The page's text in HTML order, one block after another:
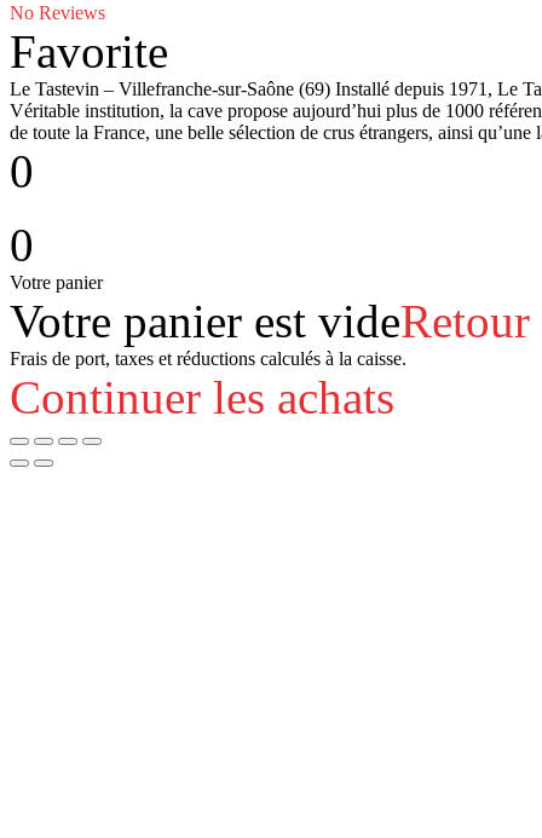
No Reviews
Favorite
Le Tastevin – Villefranche-sur-Saône (69) Installé depuis 1971, Le
Véritable institution, la cave propose aujourd’hui plus de 1000
de toute la France, une belle sélection de crus étrangers, ainsi
0
0
Votre panier
Votre panier est vide
Frais de port, taxes et réductions calculés à la caisse.
Continuer les achats